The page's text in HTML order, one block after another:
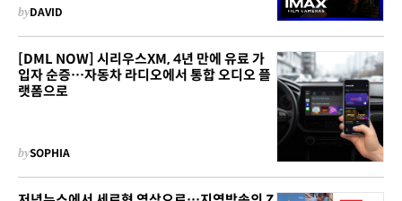
byDAVID
[DML NOW] 시리우스XM, 4년 만에 유료 가
입자 순증…자동차 라디오에서 통합 오디오 플
랫폼으로
bySOPHIA